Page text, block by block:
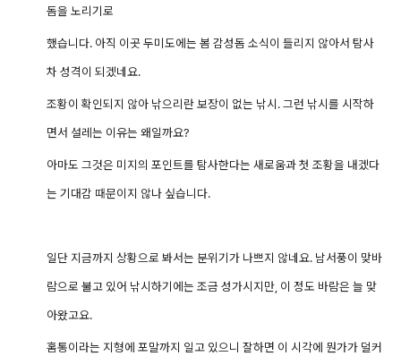
돔을 노리기로
했습니다. 아직 이곳 두미도에는 봄 감성돔 소식이 들리지 않아서 탐사
차 성격이 되겠네요.
조황이 확인되지 않아 낚으리란 보장이 없는 낚시. 그런 낚시를 시작하
면서 설레는 이유는 왜일까요?
아마도 그것은 미지의 포인트를 탐사한다는 새로움과 첫 조황을 내겠다
는 기대감 때문이지 않나 싶습니다.
일단 지금까지 상황으로 봐서는 분위기가 나쁘지 않네요. 남서풍이 맞바
람으로 불고 있어 낚시하기에는 조금 성가시지만, 이 정도 바람은 늘 맞
아왔고요.
홈통이라는 지형에 포말까지 일고 있으니 잘하면 이 시각에 뭔가가 덜커